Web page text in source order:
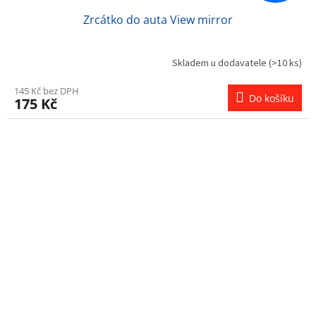
Zrcátko do auta View mirror
Skladem u dodavatele (>10 ks)
145 Kč bez DPH
175 Kč Do košíku